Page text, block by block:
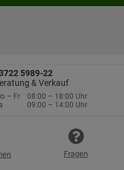
5989-22
& Verkauf
– Fr
08:00 – 18:00 Uhr
09:00 – 14:00 Uhr
Fragen